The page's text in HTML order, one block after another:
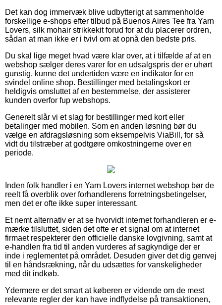
Det kan dog immervæk blive udbytterigt at sammenholde
forskellige e-shops efter tilbud på Buenos Aires Tee fra Yarn
Lovers, silk mohair strikkekit forud for at du placerer ordren,
sådan at man ikke er i tvivl om at opnå den bedste pris.
Du skal lige meget hvad være klar over, at i tilfælde af at en
webshop sælger deres varer for en udsalgspris der er uhørt
gunstig, kunne det undertiden være en indikator for en
svindel online shop. Bestillinger med betalingskort er
heldigvis omsluttet af en bestemmelse, der assisterer
kunden overfor fup webshops.
Generelt slår vi et slag for bestillinger med kort eller
betalinger med mobilen. Som en anden løsning bør du
vælge en afdragsløsning som eksempelvis ViaBill, for så
vidt du tilstræber at godtgøre omkostningerne over en
periode.
Inden folk handler i en Yarn Lovers internet webshop bør de
reelt få overblik over forhandlerens forretningsbetingelser,
men det er ofte ikke super interessant.
Et nemt alternativ er at se hvorvidt internet forhandleren er e-
mærke tilsluttet, siden det ofte er et signal om at internet
firmaet respekterer den officielle danske lovgivning, samt at
e-handlen fra tid til anden vurderes af sagkyndige der er
inde i reglementet på området. Desuden giver det dig genvej
til en håndsrækning, når du udsættes for vanskeligheder
med dit indkøb.
Ydermere er det smart at køberen er vidende om de mest
relevante regler der kan have indflydelse på transaktionen,